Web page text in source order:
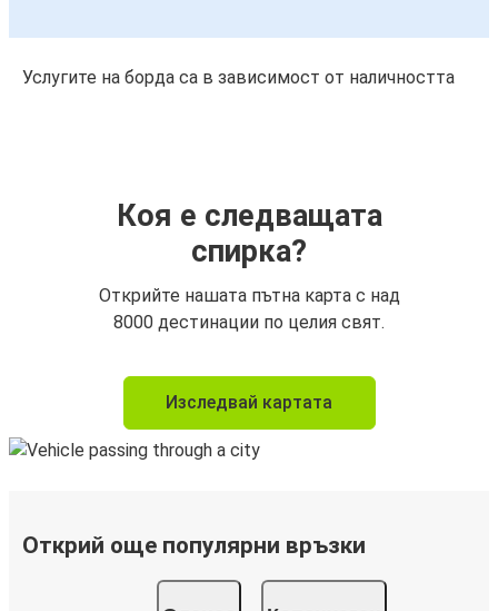
Услугите на борда са в зависимост от наличността
Коя е следващата
спирка?
Открийте нашата пътна карта с над
8000 дестинации по целия свят.
Изследвай картата
Открий още популярни връзки